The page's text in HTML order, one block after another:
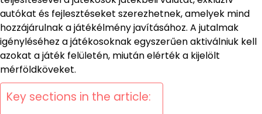
autókat és fejlesztéseket szerezhetnek, amelyek mind
hozzájárulnak a játékélmény javításához. A jutalmak
igényléséhez a játékosoknak egyszerűen aktiválniuk kell
azokat a játék felületén, miután elérték a kijelölt
mérföldköveket.
Key sections in the article: